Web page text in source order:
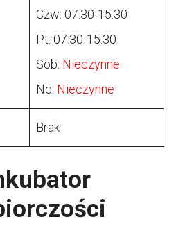
Czw: 07:30-15:30
Pt: 07:30-15:30
Sob: Nieczynne
Nd: Nieczynne
Brak